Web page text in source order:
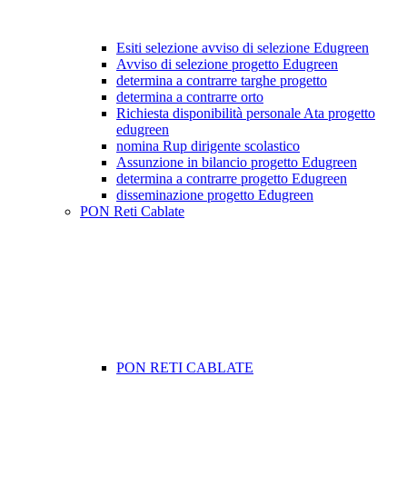
Esiti selezione avviso di selezione Edugreen
Avviso di selezione progetto Edugreen
determina a contrarre targhe progetto
determina a contrarre orto
Richiesta disponibilità personale Ata progetto
edugreen
nomina Rup dirigente scolastico
Assunzione in bilancio progetto Edugreen
determina a contrarre progetto Edugreen
disseminazione progetto Edugreen
PON Reti Cablate
PON RETI CABLATE